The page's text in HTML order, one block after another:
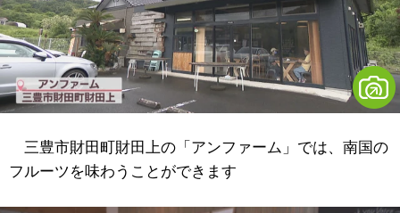
三豊市財田町財田上の「アンファーム」では、南国の
フルーツを味わうことができます